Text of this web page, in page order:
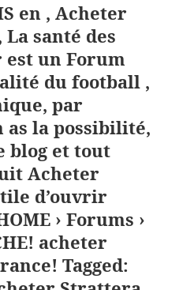
en , Acheter
santé des
est un Forum
du football ,
par
la possibilité,
blog et tout
Acheter
d’ouvrir
› Forums ›
acheter
Tagged: